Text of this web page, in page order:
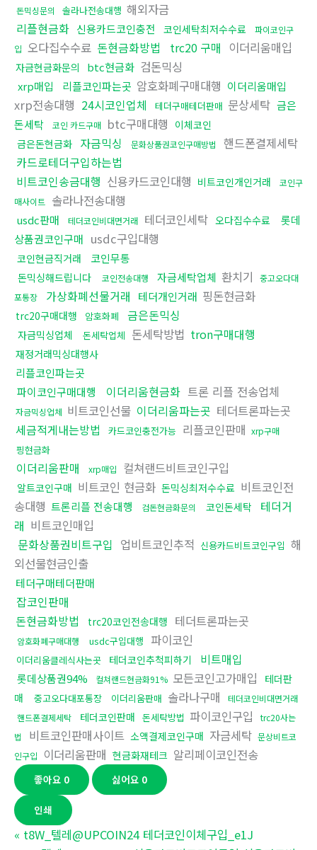
돈믹싱문의 솔라나전송대행 해외자금
리플현금화 신용카드코인충전 코인세탁최저수수료
파이코인구
입 오다집수수료 돈현금화방법 trc20 구매 이더리움매입
자금현금화문의 btc현금화 검돈믹싱
xrp매입 리플코인파는곳 암호화폐구매대행 이더리움매입
xrp전송대행 24시코인업체 테더구매테더판매 문상세탁 금은
돈세탁
코인 카드구매 btc구매대행 이체코인
금은돈현금화 자금믹싱 문화상품권코인구매방법
핸드폰결제세탁
카드로테더구입하는법
비트코인송금대행 신용카드코인대행 비트코인개인거래
코인구
매사이트
솔라나전송대행
usdc판매 테더코인비대면거래 테더코인세탁 오다집수수료
롯데
상품권코인구매 usdc구입대행
코인현금직거래 코인무통
돈믹싱해드립니다 코인전송대행 자금세탁업체 환치기
중고오다대
포통장
가상화폐선물거래 테더개인거래 핑돈현금화
trc20구매대행 암호화폐 금은돈믹싱
자금믹싱업체 돈세탁업체 돈세탁방법 tron구매대행
재정거래믹싱대행사
리플코인파는곳
파이코인구매대행
이더리움현금화 트론 리플 전송업체
자금믹싱업체 비트코인선물 이더리움파는곳 테더트론파는곳
세금적게내는방법
카드코인충전가능 리플코인판매 xrp구매
핑현금화
이더리움판매 xrp매입 컬쳐랜드비트코인구입
알트코인구매 비트코인 현금화 돈믹싱최저수수료 비트코인전
송대행 트론리플 전송대행 검돈현금화문의 코인돈세탁
테더거
래 비트코인매입
문화상품권비트구입 업비트코인추적 신용카드비트코인구입 해
외선물현금인출
테더구매테더판매
잡코인판매
돈현금화방법
trc20코인전송대행 테더트론파는곳
암호화폐구매대행 usdc구입대행 파이코인
이더리움클레식사는곳 테더코인추척피하기 비트매입
롯데상품권94% 컬쳐랜드현금화91% 모든코인고가매입
테더판
매
중고오다대포통장 이더리움판매 솔라나구매
테더코인비대면거래
핸드폰결제세탁
테더코인판매 돈세탁방법 파이코인구입
trc20사는
법
비트코인판매사이트 소액결제코인구매 자금세탁 문상비트코
인구입
이더리움판매 현금화재테크 알리페이코인전송
좋아요 0 싫어요 0
인쇄
« t8W_텔레@UPCOIN24 테더코인이체구입_e1J